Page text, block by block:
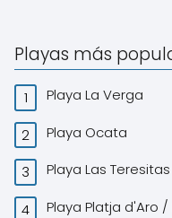
Playas más
Playa La Verga
Playa Ocata
Playa Las Teresitas
Playa Platja d'Aro